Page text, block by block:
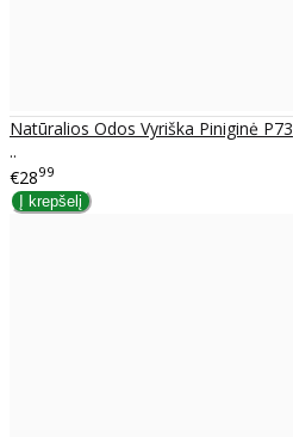
Natūralios Odos Vyriška Piniginė P73
..
€2899